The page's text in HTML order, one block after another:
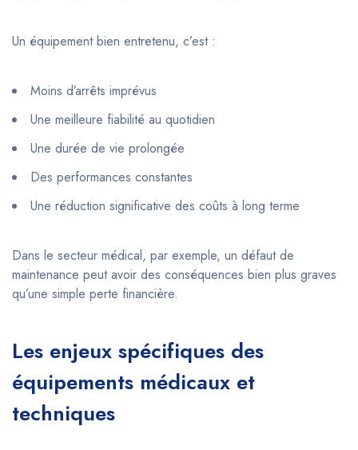
Un équipement bien entretenu, c’est :
Moins d’arrêts imprévus
Une meilleure fiabilité au quotidien
Une durée de vie prolongée
Des performances constantes
Une réduction significative des coûts à long terme
Dans le secteur médical, par exemple, un défaut de
maintenance peut avoir des conséquences bien plus graves
qu’une simple perte financière.
Les enjeux spécifiques des
équipements médicaux et
techniques